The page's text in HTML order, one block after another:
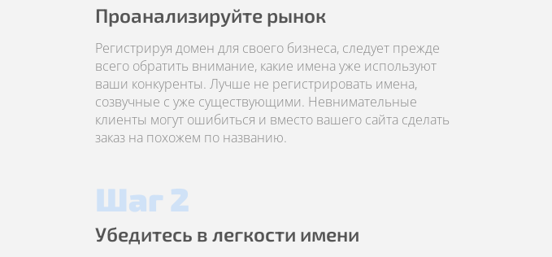
Проанализируйте рынок
Регистрируя домен для своего бизнеса, следует прежде
всего обратить внимание, какие имена уже используют
ваши конкуренты. Лучше не регистрировать имена,
созвучные с уже существующими. Невнимательные
клиенты могут ошибиться и вместо вашего сайта сделать
заказ на похожем по названию.
Шаг 2
Убедитесь в легкости имени